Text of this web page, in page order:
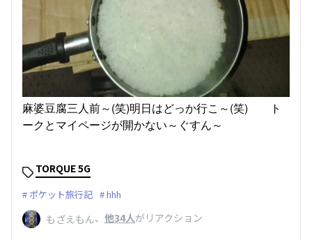
麻婆豆腐三人前～(笑)明日はどっか行こ～(笑) ト
ークとマイページが開かない～ぐすん～
TORQUE 5G
ポケット旅行記 hhh
もざえもん、 他34人がリアクション